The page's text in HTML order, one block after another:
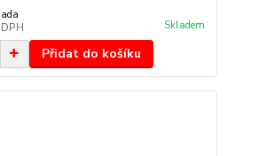
Skladem
Přidat do košíku